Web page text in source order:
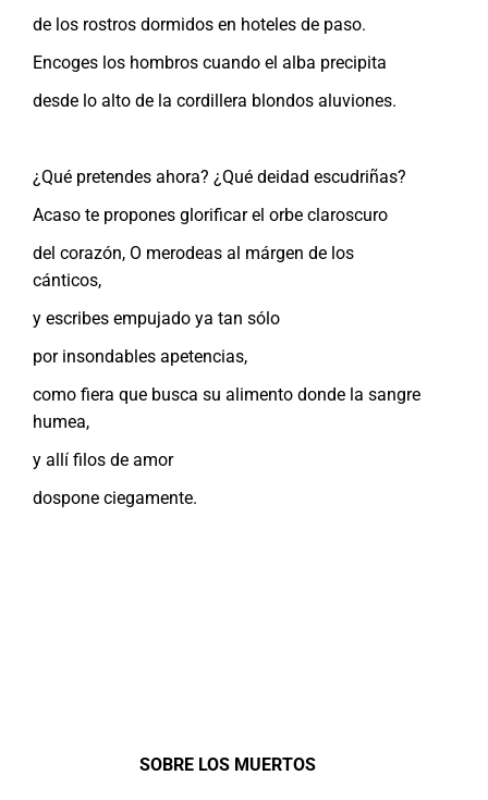
de los rostros dormidos en hoteles de paso.
Encoges los hombros cuando el alba precipita
desde lo alto de la cordillera blondos aluviones.
¿Qué pretendes ahora? ¿Qué deidad escudriñas?
Acaso te propones glorificar el orbe claroscuro
del corazón, O merodeas al márgen de los
cánticos,
y escribes empujado ya tan sólo
por insondables apetencias,
como fiera que busca su alimento donde la sangre
humea,
y allí filos de amor
dospone ciegamente.
SOBRE LOS MUERTOS